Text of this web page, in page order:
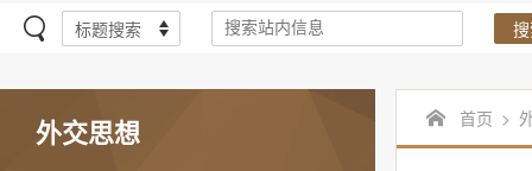
外交思想 首页 >